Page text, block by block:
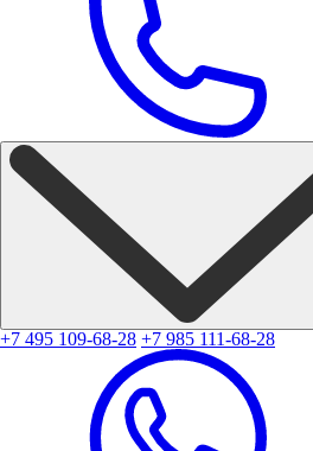
+7 495 109-68-28 +7 985 111-68-28